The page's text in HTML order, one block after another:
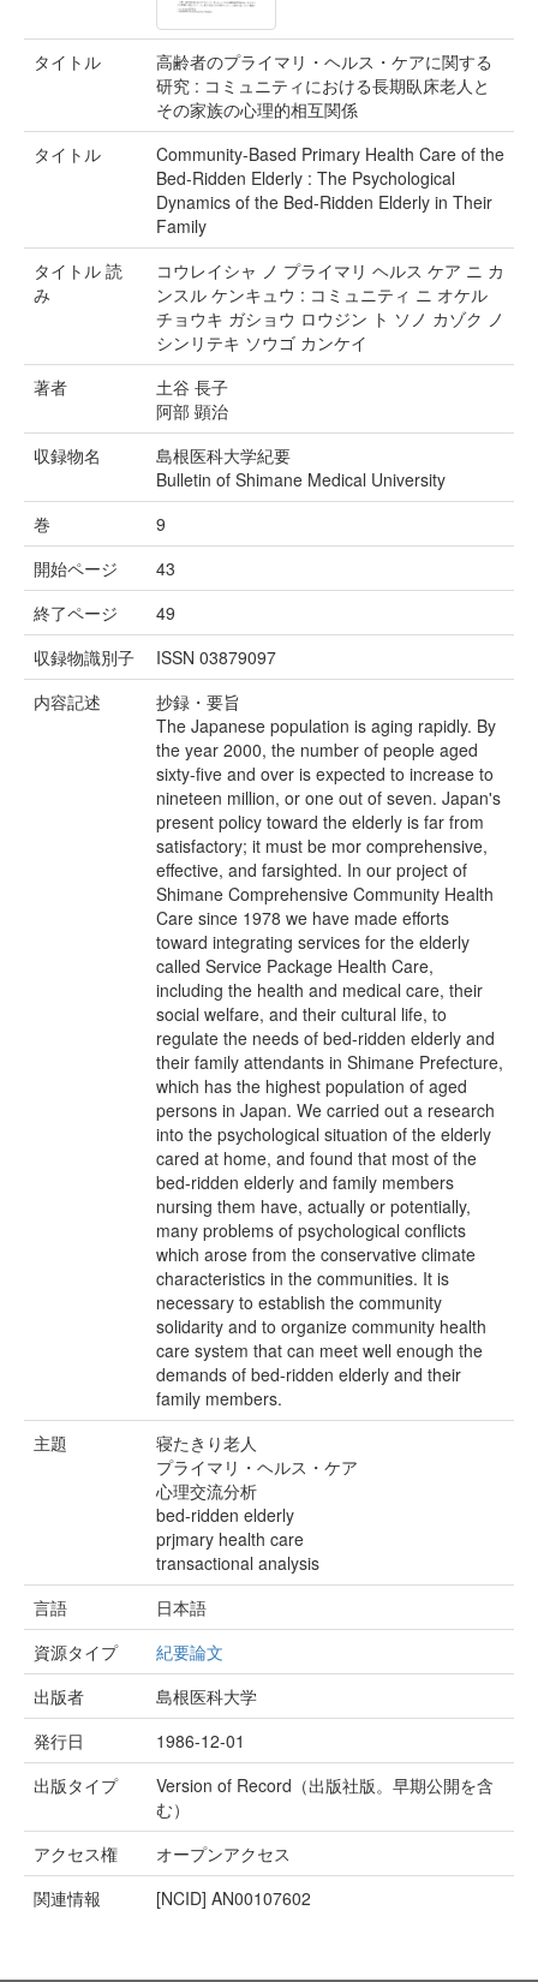
タイトル
高齢者のプライマリ・ヘルス・ケアに関する
研究 : コミュニティにおける長期臥床老人と
その家族の心理的相互関係
タイトル
Community-Based Primary Health Care of the
Bed-Ridden Elderly : The Psychological
Dynamics of the Bed-Ridden Elderly in Their
Family
タイトル 読
み
コウレイシャ ノ プライマリ ヘルス ケア ニ カ
ンスル ケンキュウ : コミュニティ ニ オケル
チョウキ ガショウ ロウジン ト ソノ カゾク ノ
シンリテキ ソウゴ カンケイ
著者
土谷 長子
阿部 顕治
収録物名
島根医科大学紀要
Bulletin of Shimane Medical University
巻
9
開始ページ
43
終了ページ
49
収録物識別子
ISSN 03879097
内容記述
抄録・要旨
The Japanese population is aging rapidly. By
the year 2000, the number of people aged
sixty-five and over is expected to increase to
nineteen million, or one out of seven. Japan's
present policy toward the elderly is far from
satisfactory; it must be mor comprehensive,
effective, and farsighted. In our project of
Shimane Comprehensive Community Health
Care since 1978 we have made efforts
toward integrating services for the elderly
called Service Package Health Care,
including the health and medical care, their
social welfare, and their cultural life, to
regulate the needs of bed-ridden elderly and
their family attendants in Shimane Prefecture,
which has the highest population of aged
persons in Japan. We carried out a research
into the psychological situation of the elderly
cared at home, and found that most of the
bed-ridden elderly and family members
nursing them have, actually or potentially,
many problems of psychological conflicts
which arose from the conservative climate
characteristics in the communities. It is
necessary to establish the community
solidarity and to organize community health
care system that can meet well enough the
demands of bed-ridden elderly and their
family members.
主題
寝たきり老人
プライマリ・ヘルス・ケア
心理交流分析
bed-ridden elderly
prjmary health care
transactional analysis
言語
日本語
資源タイプ
紀要論文
出版者
島根医科大学
発行日
1986-12-01
出版タイプ
Version of Record（出版社版。早期公開を含
む）
アクセス権
オープンアクセス
関連情報
[NCID] AN00107602